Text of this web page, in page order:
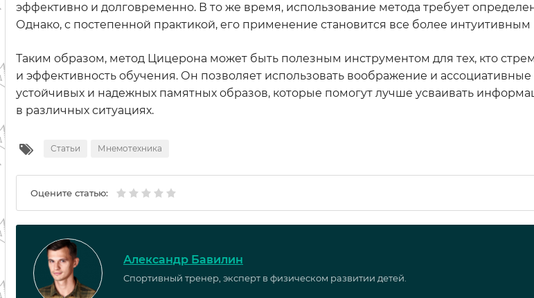
эффективно и долговременно. В то же время, использование метода требует
Однако, с постепенной практикой, его применение становится все более интуитивным
Таким образом, метод Цицерона может быть полезным инструментом для тех, кто
и эффективность обучения. Он позволяет использовать воображение и ассоциативные
устойчивых и надежных памятных образов, которые помогут лучше усваивать
в различных ситуациях.
Статьи Мнемотехника
Оцените статью:
Александр Бавилин
Спортивный тренер, эксперт в физическом развитии детей.